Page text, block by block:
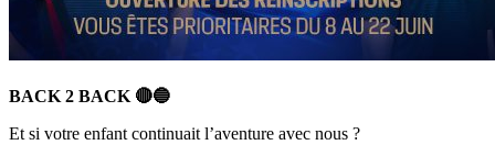
BACK 2 BACK 🔴🔵
Et si votre enfant continuait l’aventure avec nous ?